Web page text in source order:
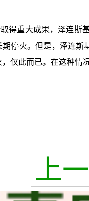
得重大成果，泽连斯
停火。但是，泽连
仅此而已。在这种情
上